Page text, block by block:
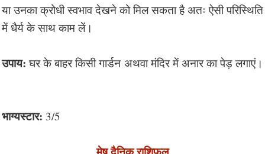
या उनका क्रोधी स्वभाव देखने को मिल सकता है अतः ऐसी परिस्थिति
में धैर्य के साथ काम लें।
उपाय: घर के बाहर किसी गार्डन अथवा मंदिर में अनार का पेड़ लगाएं।
भाग्यस्टार: 3/5